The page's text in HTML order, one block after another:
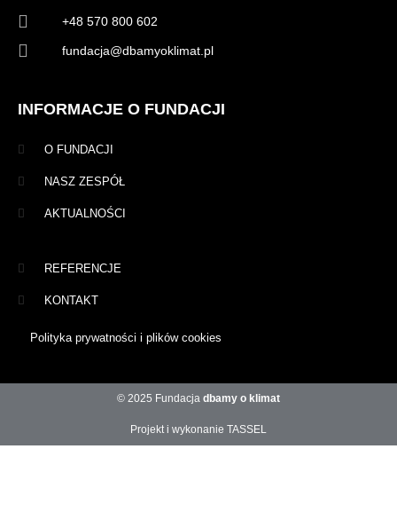
+48 570 800 602
fundacja@dbamyoklimat.pl
INFORMACJE O FUNDACJI
O FUNDACJI
NASZ ZESPÓŁ
AKTUALNOŚCI
REFERENCJE
KONTAKT
Polityka prywatności i plików cookies
© 2025 Fundacja dbamy o klimat
Projekt i wykonanie TASSEL